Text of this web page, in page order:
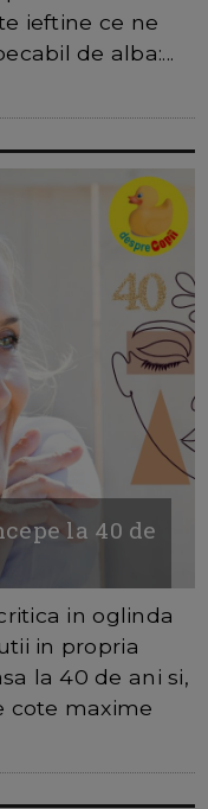
ieftine ce ne
de alba:...
la 40 de
in oglinda
in propria
la 40 de ani si,
cote maxime